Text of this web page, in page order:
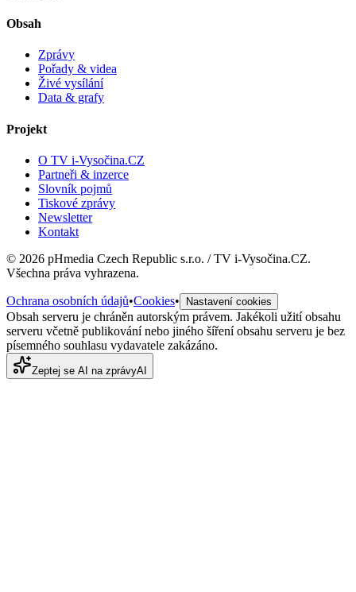
Obsah
Zprávy
Pořady & videa
Živé vysílání
Data & grafy
Projekt
O TV i-Vysočina.CZ
Partneři & inzerce
Slovník pojmů
Tiskové zprávy
Newsletter
Kontakt
© 2026 pHmedia Czech Republic s.r.o. / TV i-Vysočina.CZ.
Všechna práva vyhrazena.
Ochrana osobních údajů•Cookies• Nastavení cookies
Obsah serveru je chráněn autorským právem. Jakékoli užití obsahu
serveru včetně publikování nebo jiného šíření obsahu serveru je bez
písemného souhlasu vydavatele zakázáno.
Zeptej se AI na zprávyAI